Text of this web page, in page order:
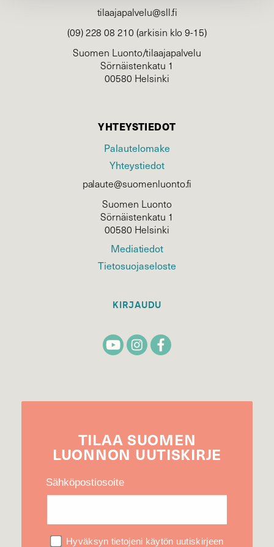
tilaajapalvelu@sll.fi
(09) 228 08 210 (arkisin klo 9-15)
Suomen Luonto/tilaajapalvelu
Sörnäistenkatu 1
00580 Helsinki
YHTEYSTIEDOT
Palautelomake
Yhteystiedot
palaute@suomenluonto.fi
Suomen Luonto
Sörnäistenkatu 1
00580 Helsinki
Mediatiedot
Tietosuojaseloste
KIRJAUDU
TILAA SUOMEN
LUONNON UUTIS­KIRJE
Sähköpostiosoite
Hyväksyn tietojeni käytön uutiskirjeen